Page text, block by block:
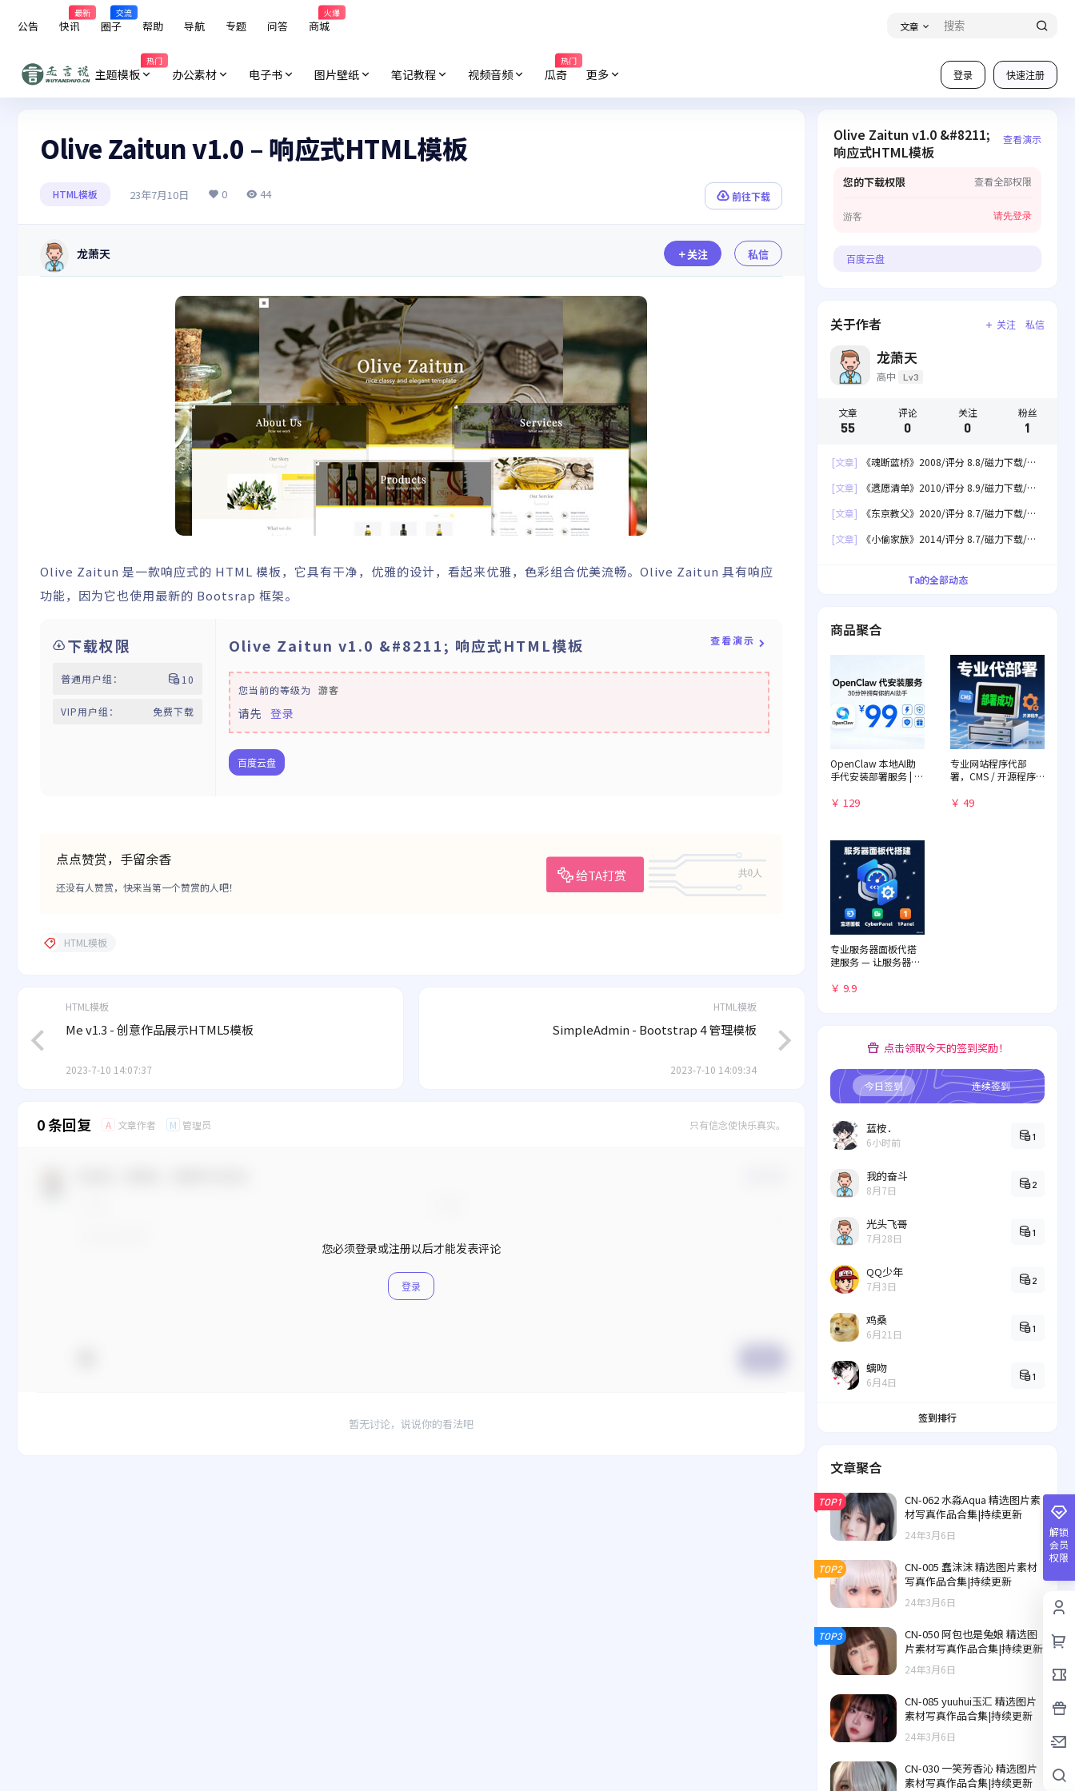
公告 快讯
最新
圈子
交流
帮助 导航 专题 问答 商城
火爆
文章
登录 快速注册
主题模板
热门
办公素材 电子书 图片壁纸 笔记教程 视频音频 瓜奇
热门
更多
Olive Zaitun v1.0 – 响应式HTML模板
HTML模板 23年7月10日 0 44 前往下载
龙萧天 关注 私信
Olive Zaitun 是一款响应式的 HTML 模板，它具有干净，优雅的设计，看起来优雅，色彩组合优美流畅。Olive Zaitun 具有响应
功能，因为它也使用最新的 Bootsrap 框架。
下载权限
普通用户组： 10
VIP用户组： 免费下载
Olive Zaitun v1.0 &#8211; 响应式HTML模板 查看演示
您当前的等级为 游客
请先 登录
百度云盘
点点赞赏，手留余香
给TA打赏 共0人
还没有人赞赏，快来当第一个赞赏的人吧！
HTML模板
HTML模板
Me v1.3 - 创意作品展示HTML5模板
2023-7-10 14:07:37
HTML模板
SimpleAdmin - Bootstrap 4 管理模板
2023-7-10 14:09:34
0 条回复 A 文章作者 M 管理员 只有信念使快乐真实。
您必须登录或注册以后才能发表评论
登录
暂无讨论，说说你的看法吧
Olive Zaitun v1.0 &#8211;
响应式HTML模板
查看演示
您的下载权限 查看全部权限
游客 请先登录
百度云盘
关于作者 关注 私信
龙萧天
高中 Lv3
文章
55
评论
0
关注
0
粉丝
1
[文章]
《魂断蓝桥》2008/评分 8.8/磁力下载/网
[文章]
《遗愿清单》2010/评分 8.9/磁力下载/网
[文章]
《东京教父》2020/评分 8.7/磁力下载/网
[文章]
《小偷家族》2014/评分 8.7/磁力下载/网
Ta的全部动态
商品聚合
OpenClaw 本地AI助
手代安装部署服务 | 远
门教程
￥ 129
专业网站程序代部
署，CMS / 开源程序
￥ 49
专业服务器面板代搭
建服务 — 让服务器管
￥ 9.9
点击领取今天的签到奖励！
今日签到 连续签到
蓝桉．
6小时前 1
我的奋斗
8月7日 2
光头飞哥
7月28日 1
QQ少年
7月3日 2
鸡桑
6月21日 1
螭吻
6月4日 1
签到排行
文章聚合
TOP1
CN-062 水淼Aqua 精选图片素
材写真作品合集|持续更新
24年3月6日
TOP2
CN-005 蠢沫沫 精选图片素材
写真作品合集|持续更新
24年3月6日
TOP3
CN-050 阿包也是兔娘 精选图
片素材写真作品合集|持续更新
24年3月6日
CN-085 yuuhui玉汇 精选图片
素材写真作品合集|持续更新
24年3月6日
CN-030 一笑芳香沁 精选图片
素材写真作品合集|持续更新
解锁
会员
权限